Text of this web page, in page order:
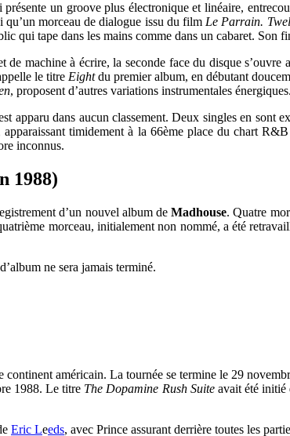
présente un groove plus électronique et linéaire,
morceau de dialogue issu du film Le Parrain.
qui tape dans les mains comme dans un cabaret. Son
de machine à écrire, la seconde face du disque s’ouvre
le titre Eightdu premier album, en débutant
, proposent d’autres variations instrumentales énergiques.
apparu dans aucun classement. Deux singles en sont
apparaissant timidement à la 66ème place du chart
inconnus.
1988)
d’un nouvel album deMadhouse. Quatre
morceau, initialement non nommé, a été
ne sera jamais terminé.
continent américain. La tournée se termine le 29
1988. Le titre The Dopamine Rush Suiteavait été initié
Eric Leeds, avec Prince assurant derrière toutes les